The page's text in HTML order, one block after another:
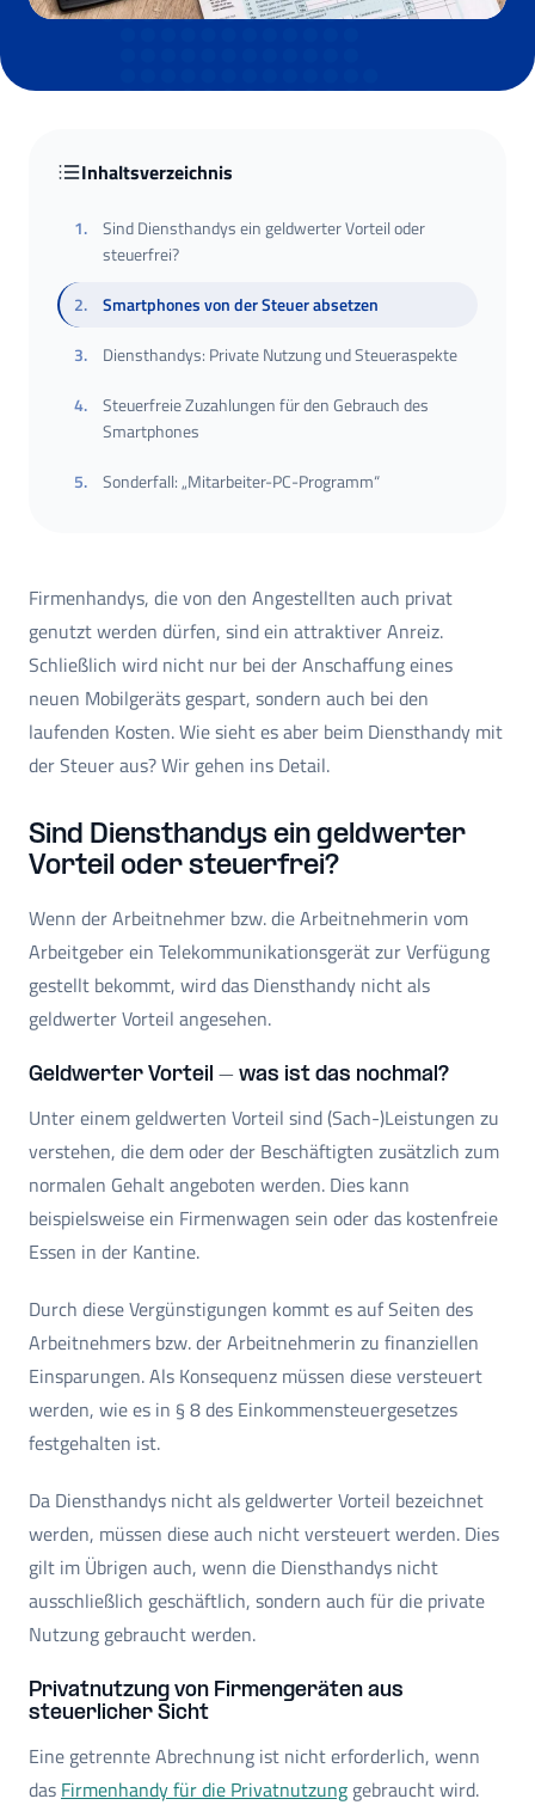
Inhaltsverzeichnis
1.
Sind Diensthandys ein geldwerter Vorteil oder
steuerfrei?
2.
Smartphones von der Steuer absetzen
3.
Diensthandys: Private Nutzung und Steueraspekte
4.
Steuerfreie Zuzahlungen für den Gebrauch des
Smartphones
5. Sonderfall: „Mitarbeiter-PC-Programm“
Firmenhandys, die von den Angestellten auch privat
genutzt werden dürfen, sind ein attraktiver Anreiz.
Schließlich wird nicht nur bei der Anschaffung eines
neuen Mobilgeräts gespart, sondern auch bei den
laufenden Kosten. Wie sieht es aber beim Diensthandy mit
der Steuer aus? Wir gehen ins Detail.
Sind Diensthandys ein geldwerter
Vorteil oder steuerfrei?
Wenn der Arbeitnehmer bzw. die Arbeitnehmerin vom
Arbeitgeber ein Telekommunikationsgerät zur Verfügung
gestellt bekommt, wird das Diensthandy nicht als
geldwerter Vorteil angesehen.
Geldwerter Vorteil – was ist das nochmal?
Unter einem geldwerten Vorteil sind (Sach-)Leistungen zu
verstehen, die dem oder der Beschäftigten zusätzlich zum
normalen Gehalt angeboten werden. Dies kann
beispielsweise ein Firmenwagen sein oder das kostenfreie
Essen in der Kantine.
Durch diese Vergünstigungen kommt es auf Seiten des
Arbeitnehmers bzw. der Arbeitnehmerin zu finanziellen
Einsparungen. Als Konsequenz müssen diese versteuert
werden, wie es in § 8 des Einkommensteuergesetzes
festgehalten ist.
Da Diensthandys nicht als geldwerter Vorteil bezeichnet
werden, müssen diese auch nicht versteuert werden. Dies
gilt im Übrigen auch, wenn die Diensthandys nicht
ausschließlich geschäftlich, sondern auch für die private
Nutzung gebraucht werden.
Privatnutzung von Firmengeräten aus
steuerlicher Sicht
Eine getrennte Abrechnung ist nicht erforderlich, wenn
das Firmenhandy für die Privatnutzung gebraucht wird.